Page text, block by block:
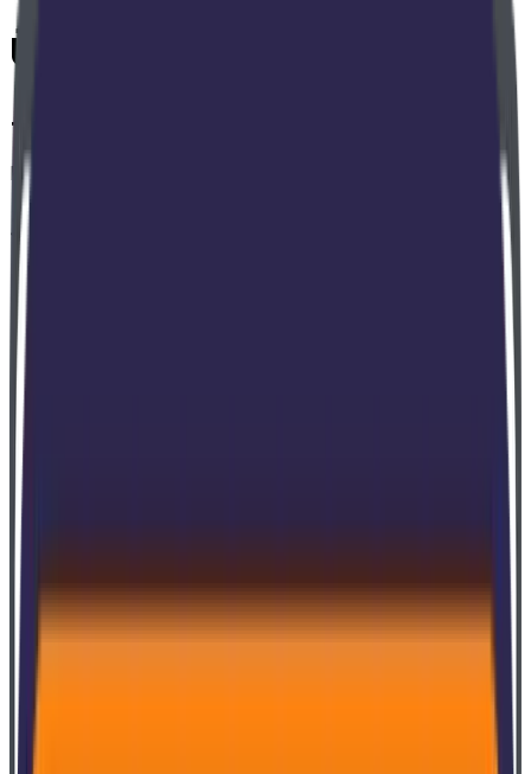
Über SoftExpert
+ 3.000
Kunden
3 Millionen
Nutzer
50
Länder
300
Partner
1995
SoftExpert entstand
+900
Mitarbeiter